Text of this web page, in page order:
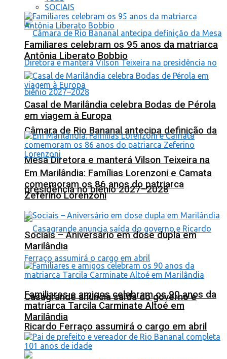
Câmara de Rio Bananal antecipa definição da
Mesa Diretora e manterá Vilson Teixeira na
presidência no biênio 2027–2028
Casagrande anuncia saída do governo e
Ricardo Ferraço assumirá o cargo em abril
SOCIAIS
Familiares celebram os 95 anos da matriarca
Antônia Liberato Bobbio
Casal de Marilândia celebra Bodas de Pérola
em viagem à Europa
Em Marilândia: Famílias Lorenzoni e Camata
comemoram os 86 anos do patriarca
Zeferino Lorenzoni
Sociais – Aniversário em dose dupla em
Marilândia
Familiares e amigos celebram os 90 anos da
matriarca Tarcila Carminate Altoé em
Marilândia